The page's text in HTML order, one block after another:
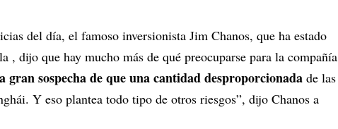
del día, el famoso inversionista Jim Chanos, que ha estado
, dijo que hay mucho más de qué preocuparse para la compañía
gran sospecha de que una cantidad desproporcionada de las
Y eso plantea todo tipo de otros riesgos”, dijo Chanos a